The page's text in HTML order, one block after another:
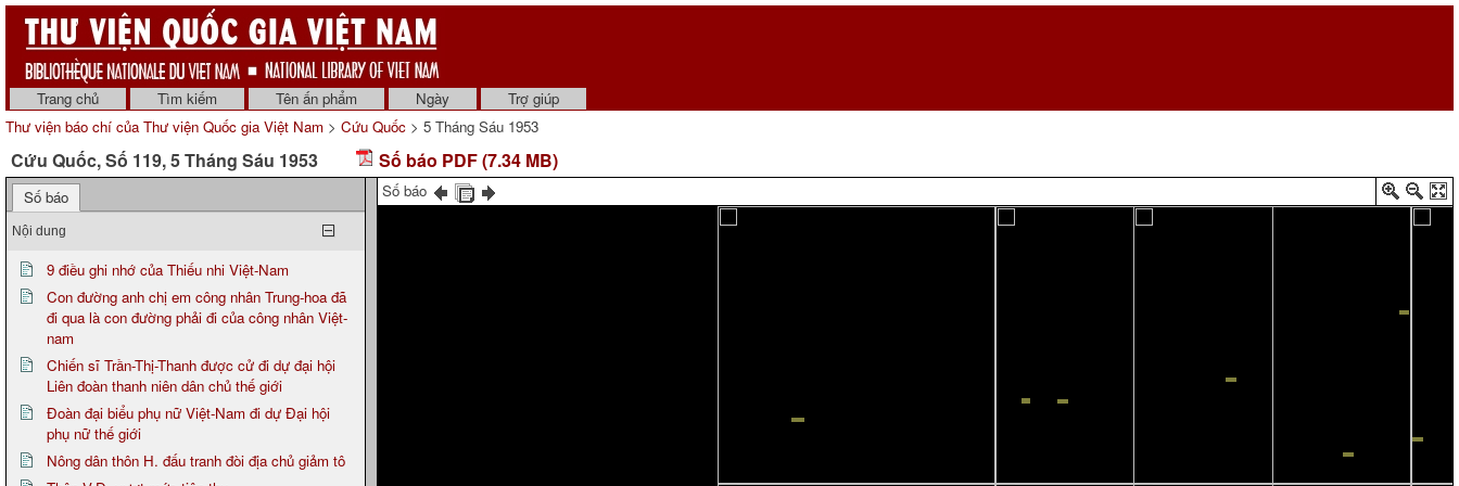
Trang chủ Tìm kiếm Tên ấn phẩm Ngày
Trợ giúp
Thư viện báo chí của Thư viện Quốc gia Việt Nam > Cứu Quốc > 5 Tháng Sáu 1953
Cứu Quốc, Số 119, 5 Tháng Sáu 1953 Số báo PDF (7.34 MB)
Số báo
Nội dung
9 điều ghi nhớ của Thiếu nhi Việt-Nam
Con đường anh chị em công nhân Trung-hoa đã
đi qua là con đường phải đi của công nhân Việt-
nam
Chiến sĩ Trần-Thị-Thanh được cử đi dự đại hội
Liên đoàn thanh niên dân chủ thế giới
Đoàn đại biểu phụ nữ Việt-Nam đi dự Đại hội
phụ nữ thế giới
Nông dân thôn H. đấu tranh đòi địa chủ giảm tô
Số báo